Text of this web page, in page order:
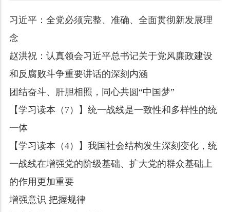
习近平：全党必须完整、准确、全面贯彻新发展理
念
赵洪祝：认真领会习近平总书记关于党风廉政建设
和反腐败斗争重要讲话的深刻内涵
团结奋斗、肝胆相照，同心共圆“中国梦”
【学习读本（7）】统一战线是一致性和多样性的统
一体
【学习读本（4）】我国社会结构发生深刻变化，统
一战线在增强党的阶级基础、扩大党的群众基础上
的作用更加重要
增强意识 把握规律